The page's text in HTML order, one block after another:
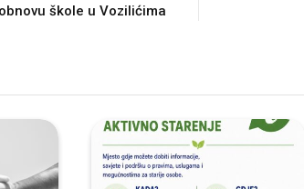
obnovu škole u Vozilićima